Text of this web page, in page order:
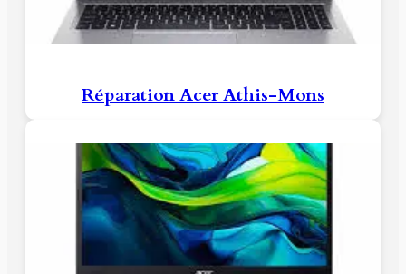
Réparation Acer Athis-Mons